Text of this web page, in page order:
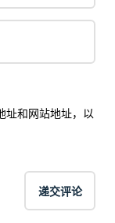
址和网站地址，以
递交评论